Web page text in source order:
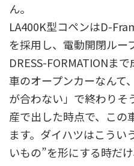
ん。
LA400K型コペンはD-
を採用し、電動開閉ルー
DRESS-FORMATIONま
車のオープンカーなんて
が合わない」で終わりそ
産で出した時点で、この
ます。ダイハツはこうい
いもの”を形にする時だけ